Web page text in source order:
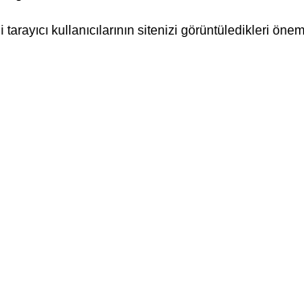
kullanıcılarının sitenizi görüntüledikleri